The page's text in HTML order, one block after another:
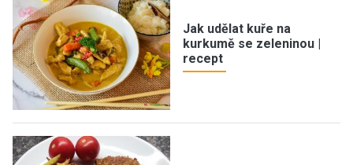
Jak udělat kuře na
kurkumě se zeleninou |
recept